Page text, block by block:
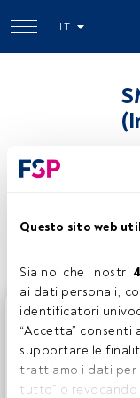
Questo sito web
Sia noi che i nostri
ai dati personali,
identificatori
“Accetta”
supportare le
trattiamo i dati per
tutto” o revocando
IT
Questo è un
sei già registrato,
hai ancora un
tutti i contenuti